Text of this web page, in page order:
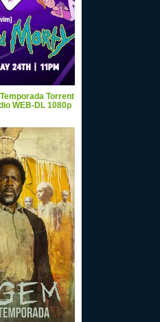
Torrent
WEB-DL 1080p